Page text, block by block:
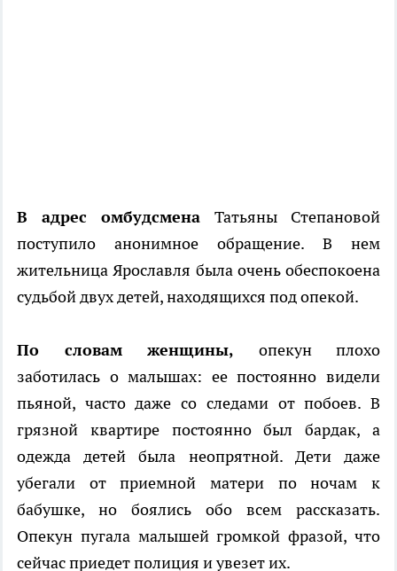
В адрес омбудсмена Татьяны Степановой
поступило анонимное обращение. В нем
жительница Ярославля была очень обеспокоена
судьбой двух детей, находящихся под опекой.
По словам женщины, опекун плохо
заботилась о малышах: ее постоянно видели
пьяной, часто даже со следами от побоев. В
грязной квартире постоянно был бардак, а
одежда детей была неопрятной. Дети даже
убегали от приемной матери по ночам к
бабушке, но боялись обо всем рассказать.
Опекун пугала малышей громкой фразой, что
сейчас приедет полиция и увезет их.